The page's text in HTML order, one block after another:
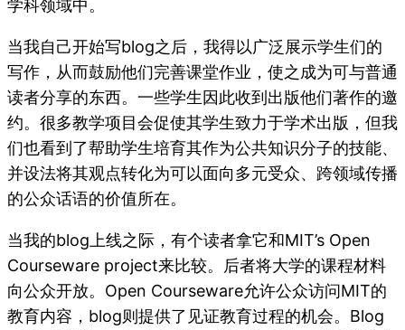
学科领域中。
当我自己开始写blog之后，我得以广泛展示学生们的
写作，从而鼓励他们完善课堂作业，使之成为可与普通
读者分享的东西。一些学生因此收到出版他们著作的邀
约。很多教学项目会促使其学生致力于学术出版，但我
们也看到了帮助学生培育其作为公共知识分子的技能、
并设法将其观点转化为可以面向多元受众、跨领域传播
的公众话语的价值所在。
当我的blog上线之际，有个读者拿它和MIT’s Open
Courseware project来比较。后者将大学的课程材料
向公众开放。Open Courseware允许公众访问MIT的
教育内容，blog则提供了见证教育过程的机会。Blog